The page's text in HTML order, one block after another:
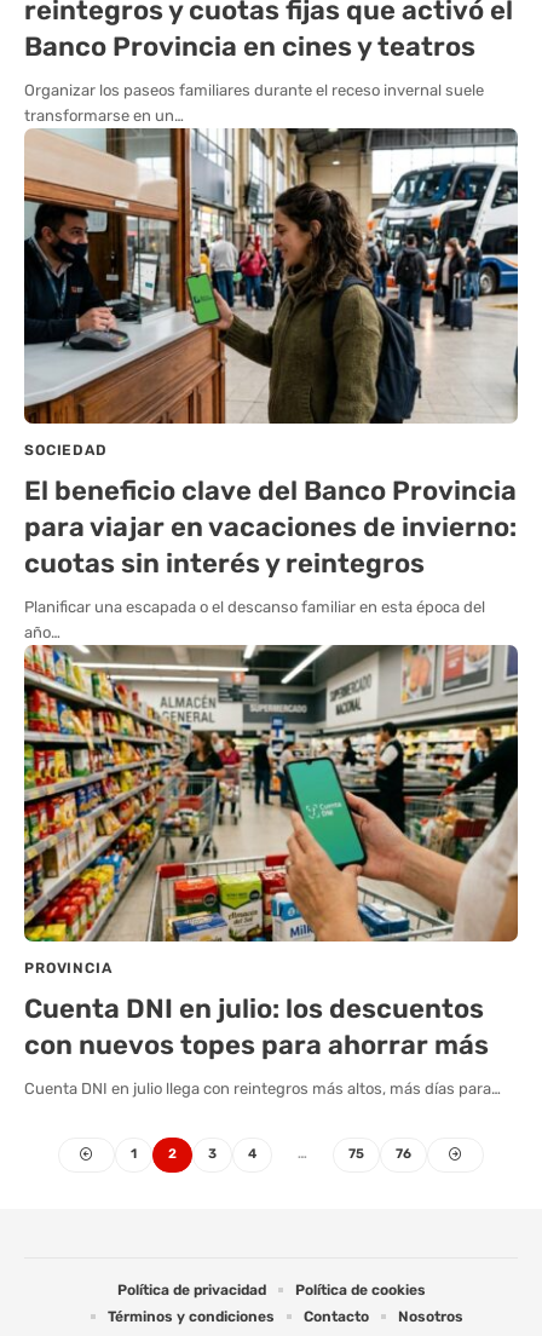
reintegros y cuotas fijas que activó el
Banco Provincia en cines y teatros
Organizar los paseos familiares durante el receso invernal suele
transformarse en un…
SOCIEDAD
El beneficio clave del Banco Provincia
para viajar en vacaciones de invierno:
cuotas sin interés y reintegros
Planificar una escapada o el descanso familiar en esta época del
año…
PROVINCIA
Cuenta DNI en julio: los descuentos
con nuevos topes para ahorrar más
Cuenta DNI en julio llega con reintegros más altos, más días para…
1 2 3 4 … 75 76
Política de privacidad
Política de cookies
Términos y condiciones
Contacto Nosotros